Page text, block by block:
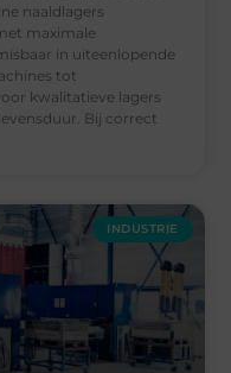
naaldlagers
maximale
in uiteenlopende
tot
kwalitatieve lagers
Bij correct
INDUSTRIE